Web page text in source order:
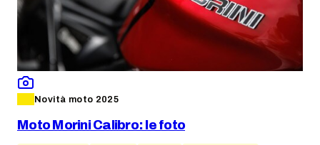
Novità moto 2025
Moto Morini Calibro: le foto